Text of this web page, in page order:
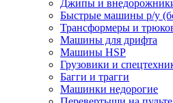
Джипы и
Быстрые машины р/у
Трансформеры и
Машины для дрифта
Машины HSP
Грузовики и
Багги и трагги
Машинки недорогие